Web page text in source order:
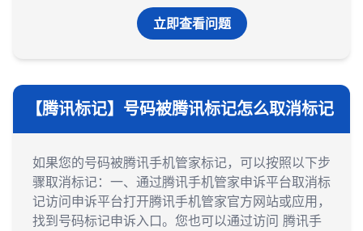
立即查看问题
【腾讯标记】号码被腾讯标记怎么取消标记
如果您的号码被腾讯手机管家标记，可以按照以下步
骤取消标记：一、通过腾讯手机管家申诉平台取消标
记‌访问申诉平台‌打开腾讯手机管家官方网站或应用，
找到号码标记申诉入口。您也可以通过访问 腾讯手